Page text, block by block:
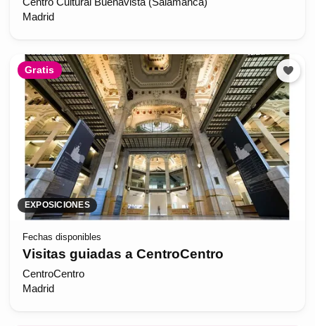
Madrid
Gratis
EXPOSICIONES
Fechas disponibles
Visitas guiadas a CentroCentro
CentroCentro
Madrid